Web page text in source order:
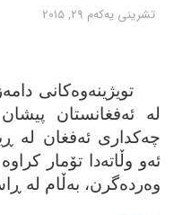
تشرینی یه‌كه‌م 29, 2015
تویژینه‌وه‌کانی
چه‌کداری ئه‌فغان له‌
ئه‌و وڵاته‌دا تۆمار
وه‌رده‌گرن، به‌ڵام له‌